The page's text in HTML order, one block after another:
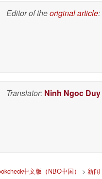
Editor of theoriginal article:
Translator: Ninh Ngoc Duy
中文版（NBC中国） > 新闻